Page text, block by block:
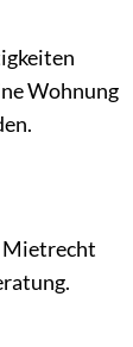
Wohnung
Mietrecht